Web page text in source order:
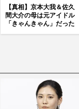
【真相】京本大我＆佐久
間大介の母は元アイドル
「きゃんきゃん」だった